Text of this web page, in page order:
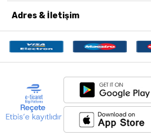
Adres & İletişim